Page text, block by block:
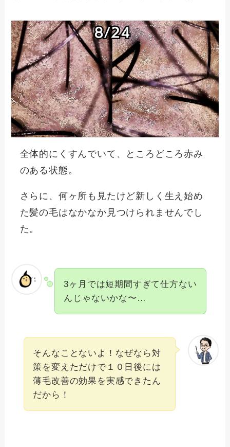
全体的にくすんでいて、ところどころ赤み
のある状態。
さらに、何ヶ所も見たけど新しく生え始め
た髪の毛はなかなか見つけられませんでし
た。
3ヶ月では短期間すぎて仕方ない
んじゃないかな〜…
そんなことないよ！なぜなら対
策を変えただけで１０日後には
薄毛改善の効果を実感できたん
だから！